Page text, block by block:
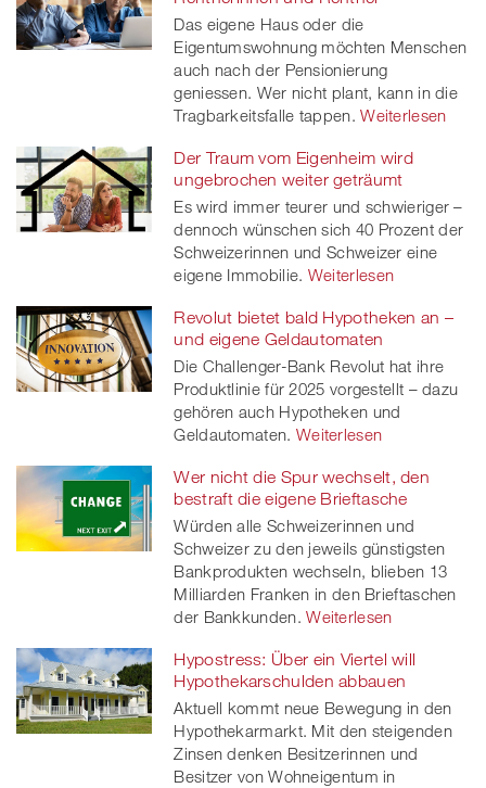
Das eigene Haus oder die
Eigentumswohnung möchten Menschen
auch nach der Pensionierung
geniessen. Wer nicht plant, kann in die
Tragbarkeitsfalle tappen. Weiterlesen
Der Traum vom Eigenheim wird
ungebrochen weiter geträumt
Es wird immer teurer und schwieriger –
dennoch wünschen sich 40 Prozent der
Schweizerinnen und Schweizer eine
eigene Immobilie. Weiterlesen
Revolut bietet bald Hypotheken an –
und eigene Geldautomaten
Die Challenger-Bank Revolut hat ihre
Produktlinie für 2025 vorgestellt – dazu
gehören auch Hypotheken und
Geldautomaten. Weiterlesen
Wer nicht die Spur wechselt, den
bestraft die eigene Brieftasche
Würden alle Schweizerinnen und
Schweizer zu den jeweils günstigsten
Bankprodukten wechseln, blieben 13
Milliarden Franken in den Brieftaschen
der Bankkunden. Weiterlesen
Hypostress: Über ein Viertel will
Hypothekarschulden abbauen
Aktuell kommt neue Bewegung in den
Hypothekarmarkt. Mit den steigenden
Zinsen denken Besitzerinnen und
Besitzer von Wohneigentum in